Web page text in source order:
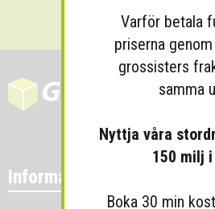
Information
Varför betala
priserna
grossisters
samma
Nyttja våra
150 milj
Boka 30 min